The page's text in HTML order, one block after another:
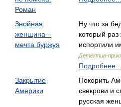
Роман
Знойная
женщина –
мечта буржуя
Ну что за
который
испортили
Детектив-
Подробнее...
Закрытие
Америки
Покорить
свекрови и
русская